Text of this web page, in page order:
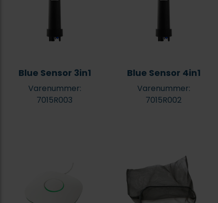
Blue Sensor 3in1
Varenummer:
7015R003
Blue Sensor 4in1
Varenummer:
7015R002